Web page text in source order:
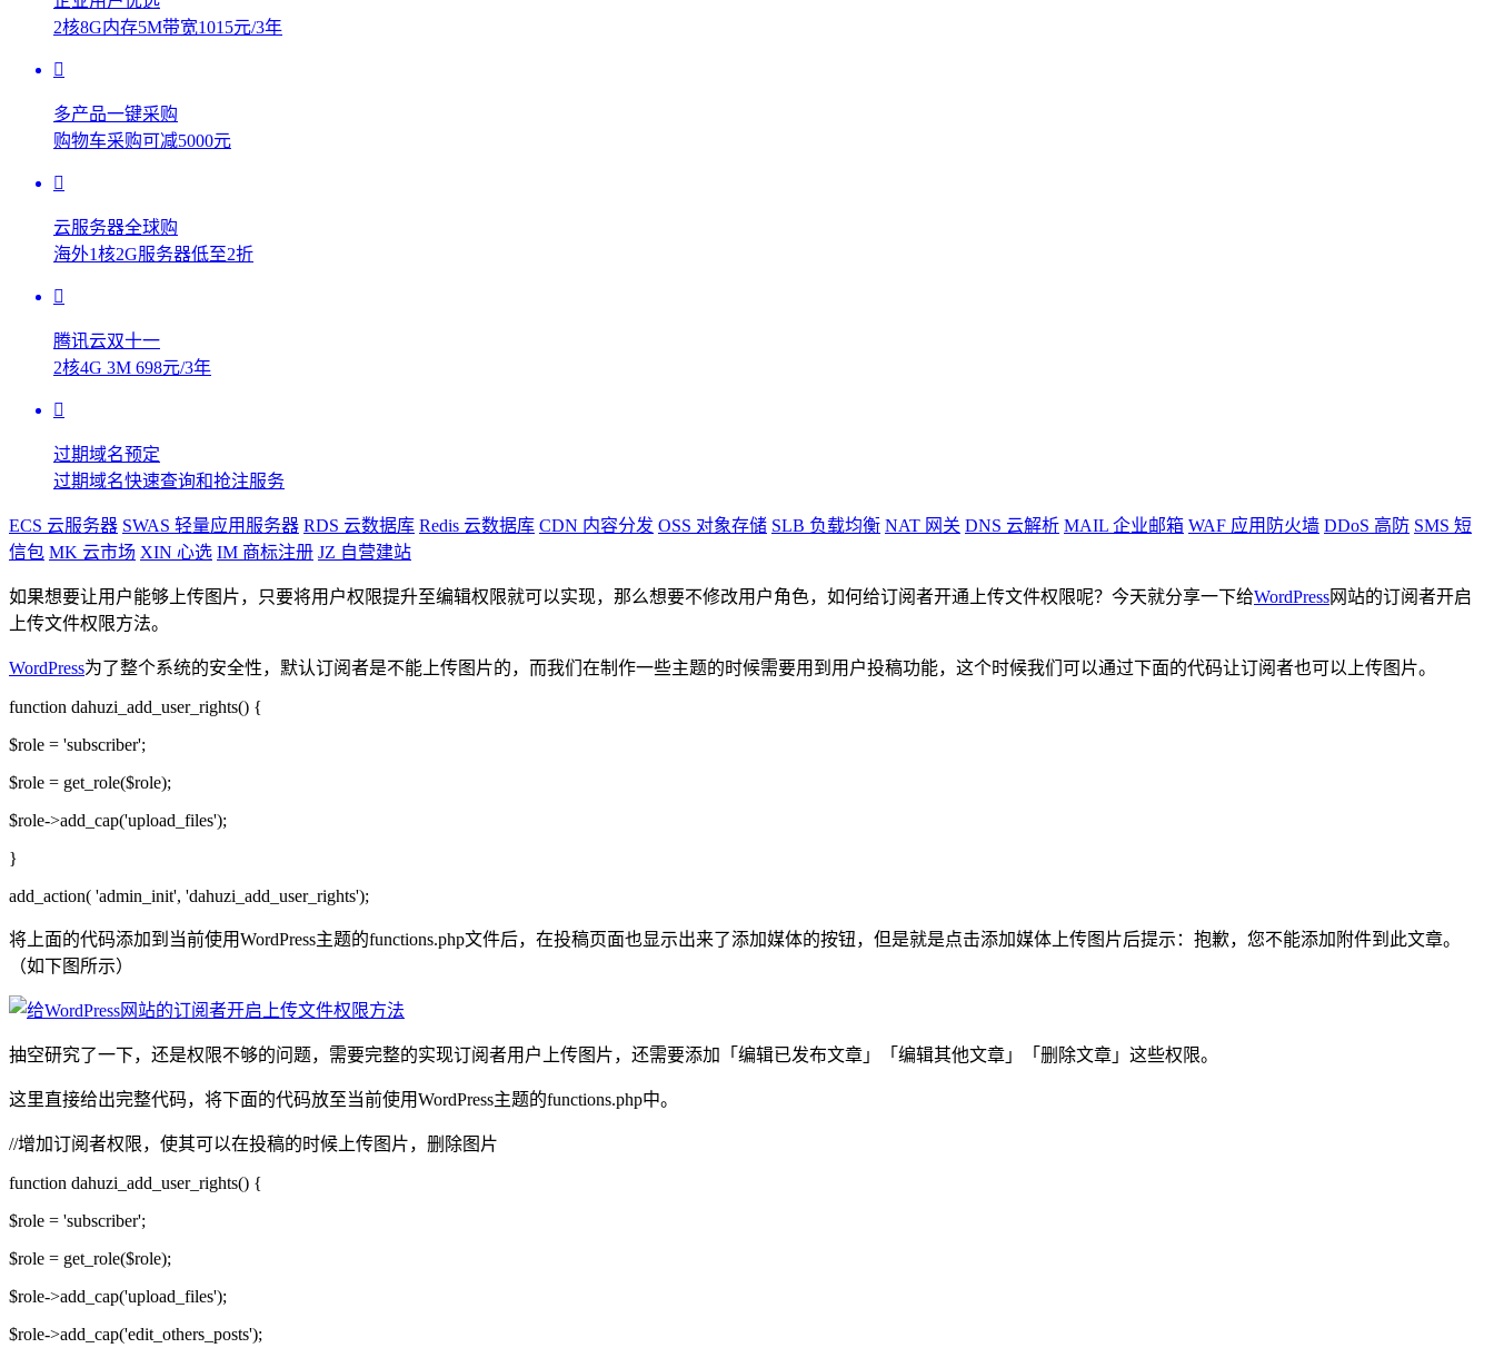
2核8G内存5M带宽1015元/3年
多产品一键采购
购物车采购可减5000元
云服务器全球购
海外1核2G服务器低至2折
腾讯云双十一
2核4G 3M 698元/3年
过期域名预定
过期域名快速查询和抢注服务
ECS 云服务器 SWAS 轻量应用服务器 RDS 云数据库 Redis 云数据库 CDN 内容分发 OSS 对象存储 SLB 负载均衡 NAT 网关 DNS 云解析 MAIL 企业邮箱 WAF 应用防火墙 DDoS 高防 SMS 短
信包 MK 云市场 XIN 心选 IM 商标注册 JZ 自营建站
如果想要让用户能够上传图片，只要将用户权限提升至编辑权限就可以实现，那么想要不修改用户角色，如何给订阅者开通上传文件权限呢？今天就分享一下给WordPress网站的订阅者开启
上传文件权限方法。
WordPress为了整个系统的安全性，默认订阅者是不能上传图片的，而我们在制作一些主题的时候需要用到用户投稿功能，这个时候我们可以通过下面的代码让订阅者也可以上传图片。
function dahuzi_add_user_rights() {
$role = 'subscriber';
$role = get_role($role);
$role->add_cap('upload_files');
}
add_action( 'admin_init', 'dahuzi_add_user_rights');
将上面的代码添加到当前使用WordPress主题的functions.php文件后，在投稿页面也显示出来了添加媒体的按钮，但是就是点击添加媒体上传图片后提示：抱歉，您不能添加附件到此文章。
（如下图所示）
抽空研究了一下，还是权限不够的问题，需要完整的实现订阅者用户上传图片，还需要添加「编辑已发布文章」「编辑其他文章」「删除文章」这些权限。
这里直接给出完整代码，将下面的代码放至当前使用WordPress主题的functions.php中。
//增加订阅者权限，使其可以在投稿的时候上传图片，删除图片
function dahuzi_add_user_rights() {
$role = 'subscriber';
$role = get_role($role);
$role->add_cap('upload_files');
$role->add_cap('edit_others_posts');